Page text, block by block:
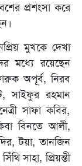
প্রশংসা করে
মুখকে দেখা
মধ্যে রয়েছেন
অপূর্ব, নিরব
সাইফুর রহমান
সাফা কবির,
বিনতে আলী,
টয়া, তানজিন
সাহা, প্রিয়ন্তী